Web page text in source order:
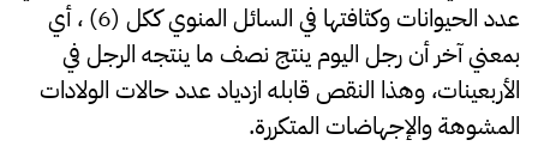
عدد الحيوانات وكثافتها في السائل المنوي ككل (6) ، أي
بمعني آخر أن رجل اليوم ينتج نصف ما ينتجه الرجل في
الأربعينات، وهذا النقص قابله ازدياد عدد حالات الولادات
المشوهة والإجهاضات المتكررة.